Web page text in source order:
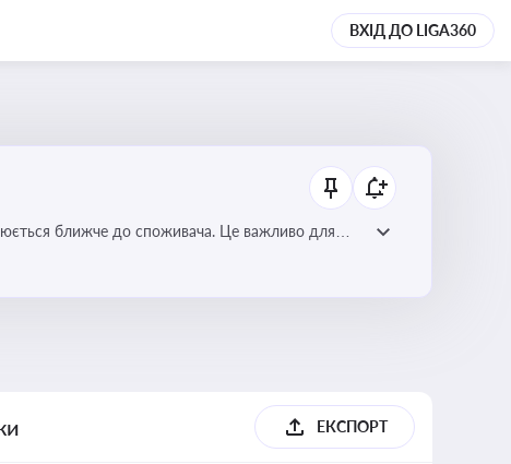
ВХІД ДО LIGA360
ближче до споживача. Це важливо для
розвитку відновлюваних джерел
ЕКСПОРТ